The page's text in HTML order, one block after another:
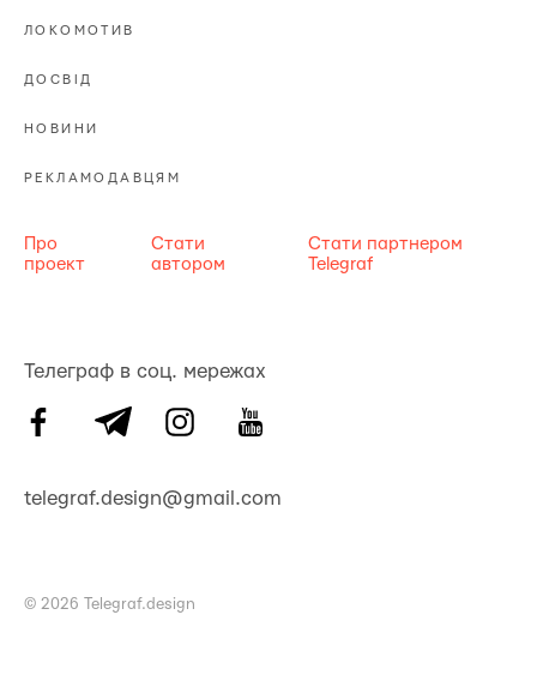
ЛОКОМОТИВ
ДОСВІД
НОВИНИ
РЕКЛАМОДАВЦЯМ
Про
проект
Стати
автором
Стати партнером
Telegraf
Телеграф в соц. мережах
telegraf.design@gmail.com
© 2026 Telegraf.design